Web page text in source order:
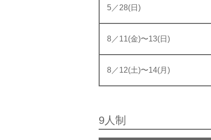
5／28(日)
8／11(金)〜13(日)
8／12(土)〜14(月)
9人制